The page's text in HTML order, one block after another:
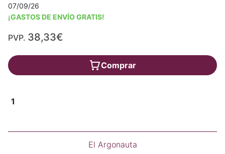
07/09/26
¡GASTOS DE ENVÍO GRATIS!
PVP. 38,33€
Comprar
1
El Argonauta